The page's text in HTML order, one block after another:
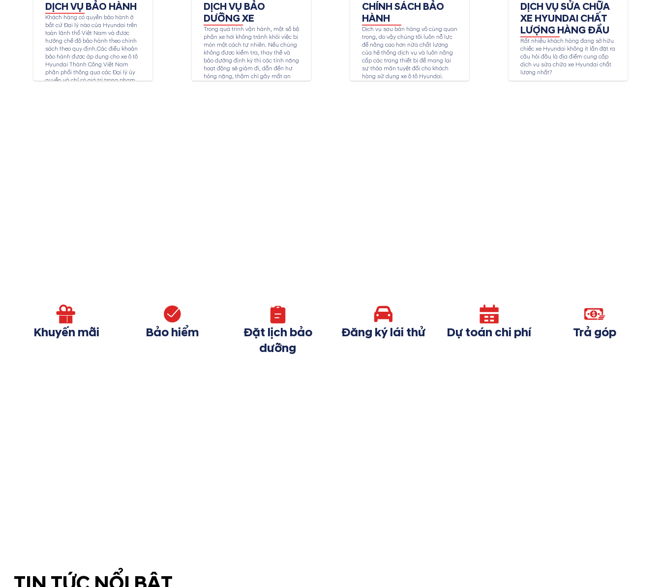
DỊCH VỤ BẢO HÀNH
Khách hàng có quyền bảo hành ở
bất cứ Đại lý nào của Hyundai trên
toàn lãnh thổ Việt Nam và được
hưởng chế độ bảo hành theo chính
sách theo quy định.Các điều khoản
bảo hành được áp dụng cho xe ô tô
Hyundai Thành Công Việt Nam
phân phối thông qua các Đại lý ủy
quyền và chỉ có giá trị trong phạm
DỊCH VỤ BẢO
DƯỠNG XE
Trong quá trình vận hành, một số bộ
phận xe hơi không tránh khỏi việc bị
mòn một cách tự nhiên. Nếu chúng
không được kiểm tra, thay thế và
bảo dưỡng định kỳ thì các tính năng
hoạt động sẽ giảm đi, dẫn đến hư
hỏng nặng, thậm chí gây mất an
CHÍNH SÁCH BẢO
HÀNH
Dịch vụ sau bán hàng vô cùng quan
trọng, do vậy chúng tôi luôn nỗ lực
để nâng cao hơn nữa chất lượng
của hệ thống dịch vụ và luôn nâng
cấp các trang thiết bị để mang lại
sự thỏa mãn tuyệt đối cho khách
hàng sử dụng xe ô tô Hyundai.
DỊCH VỤ SỬA CHỮA
XE HYUNDAI CHẤT
LƯỢNG HÀNG ĐẦU
Rất nhiều khách hàng đang sở hữu
chiếc xe Hyundai không ít lần đặt ra
câu hỏi đâu là địa điểm cung cấp
dịch vụ sửa chữa xe Hyundai chất
lượng nhất?
Khuyến mãi Bảo hiểm
Đặt lịch bảo
dưỡng
Đăng ký lái thử Dự toán chi phí Trả góp